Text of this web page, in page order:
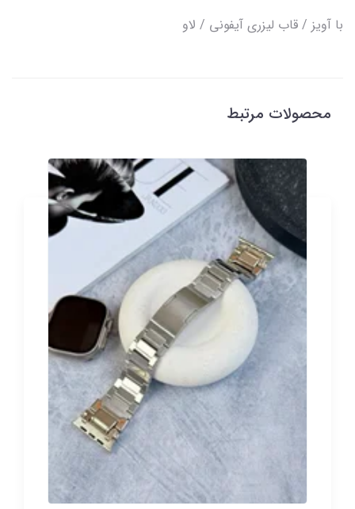
با آویز / قاب لیزری آیفونی / لاو
محصولات مرتبط